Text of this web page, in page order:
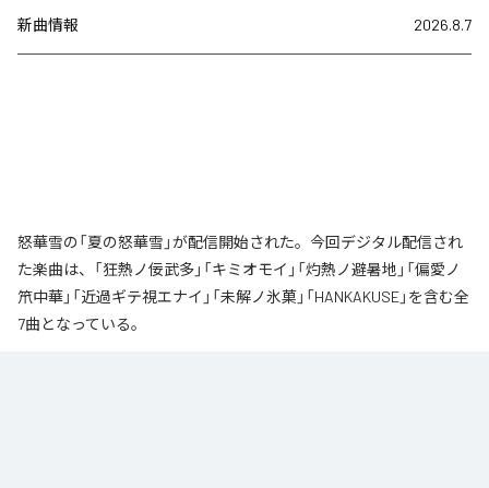
新曲情報 2026.8.7
怒華雪の「夏の怒華雪」が配信開始された。今回デジタル配信され
た楽曲は、「狂熱ノ佞武多」「キミオモイ」「灼熱ノ避暑地」「偏愛ノ
笊中華」「近過ギテ視エナイ」「未解ノ氷菓」「HANKAKUSE」を含む全
7曲となっている。